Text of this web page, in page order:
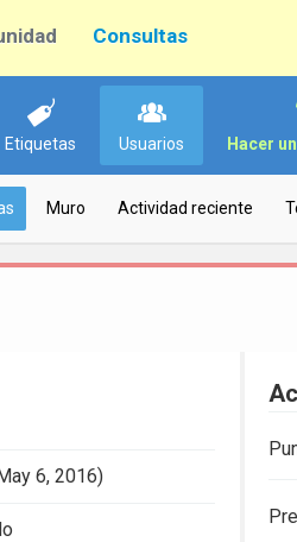
Consultas
Etiquetas Usuarios Hacer
Muro Actividad reciente
6, 2016)